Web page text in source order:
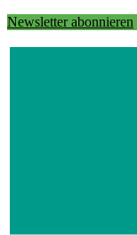
Newsletter abonnieren